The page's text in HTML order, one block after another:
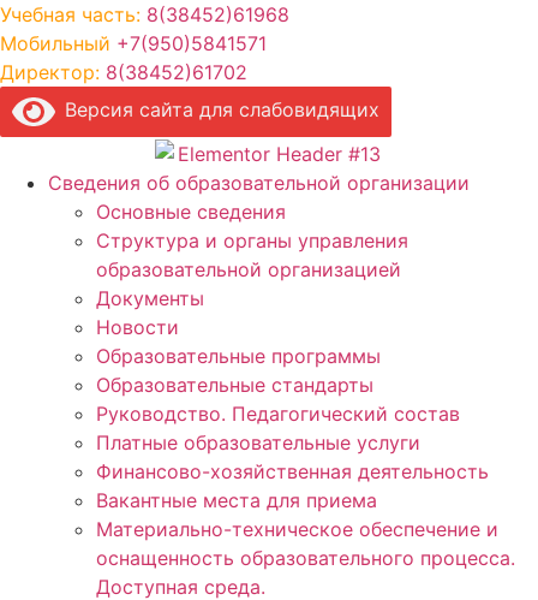
Перейти
к
содержимому
Учебная часть: 8(38452)61968
Мобильный +7(950)5841571
Директор: 8(38452)61702
Версия сайта для слабовидящих
Сведения об образовательной организации
Основные сведения
Структура и органы управления
образовательной организацией
Документы
Новости
Образовательные программы
Образовательные стандарты
Руководство. Педагогический состав
Платные образовательные услуги
Финансово-хозяйственная деятельность
Вакантные места для приема
Материально-техническое обеспечение и
оснащенность образовательного процесса.
Доступная среда.